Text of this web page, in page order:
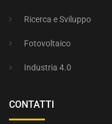
Ricerca e Sviluppo
Fotovoltaico
Industria 4.0
CONTATTI